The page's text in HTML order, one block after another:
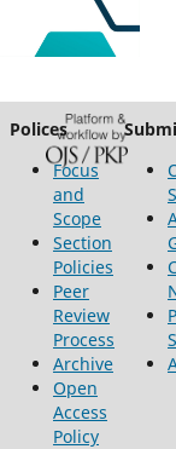
Polices
Focus
and
Scope
Section
Policies
Peer
Review
Process
Archive
Open
Access
Policy